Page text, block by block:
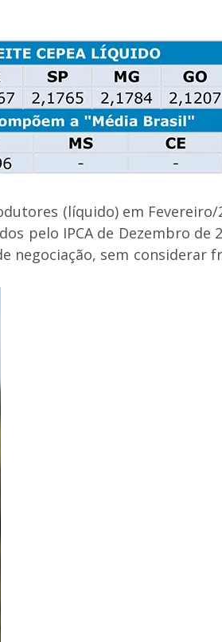
(líquido) em
pelo IPCA de Dezembro de
negociação, sem considerar